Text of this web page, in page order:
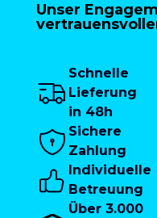
Unser
Schnelle
Lieferung
in 48h
Sichere
Zahlung
Individuelle
Betreuung
Über 3.000